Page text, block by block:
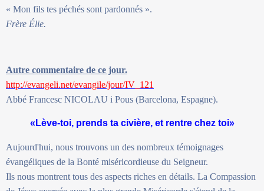
« Mon fils tes péchés sont pardonnés ».
Frère Élie.
Autre commentaire de ce jour.
http://evangeli.net/evangile/jour/IV_121
Abbé Francesc NICOLAU i Pous (Barcelona, Espagne).
«Lève-toi, prends ta civière, et rentre chez toi»
Aujourd'hui, nous trouvons un des nombreux témoignages
évangéliques de la Bonté miséricordieuse du Seigneur.
Ils nous montrent tous des aspects riches en détails. La Compassion